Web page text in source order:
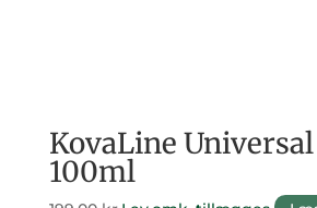
KovaLine Universal
100ml